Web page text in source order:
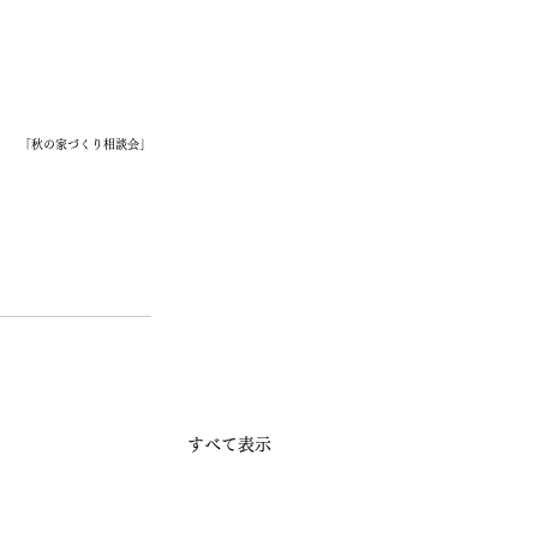
「秋の家づくり相談会」
すべて表示